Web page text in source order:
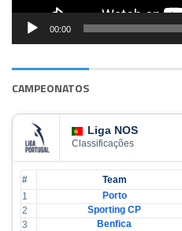
00:00
CAMPEONATOS
Liga NOS
Classificações
# Team
1 Porto
2
Sporting CP
3
Benfica